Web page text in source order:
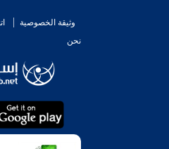
وثيقة الخصوصية
نحن